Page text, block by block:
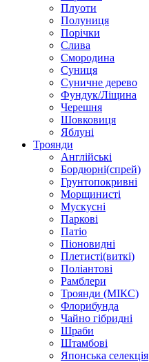
Плуоти
Полуниця
Порічки
Слива
Смородина
Суниця
Суничне дерево
Фундук/Ліщина
Черешня
Шовковиця
Яблуні
Троянди
Англійські
Бордюрні(спрей)
Грунтопокривні
Морщинисті
Мускусні
Паркові
Патіо
Піоновидні
Плетисті(виткі)
Поліантові
Рамблери
Троянди (МІКС)
Флорибунда
Чайно гібридні
Шраби
Штамбові
Японська селекція